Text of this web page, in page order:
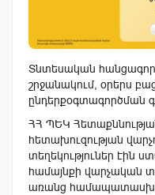
Տնտեսական
շրջանակում, օրերս
ընդերքօգտագործման
ՀՀ ՊԵԿ
հետախուզության
տեղեկություներ էին
համայնքի վարչական
առանց